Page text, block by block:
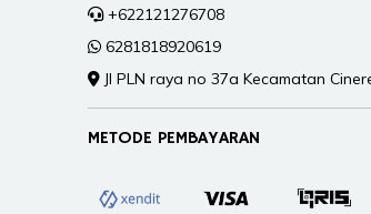
+622121276708
6281818920619
Jl PLN raya no 37a Kecamatan
METODE PEMBAYARAN